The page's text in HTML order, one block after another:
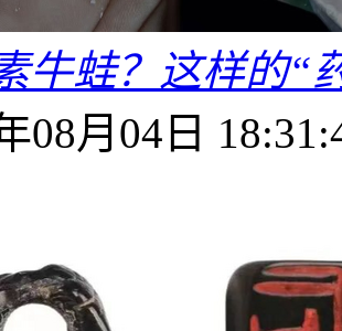
牛蛙？这样的“
08月04日